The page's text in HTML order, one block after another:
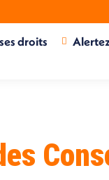
droits